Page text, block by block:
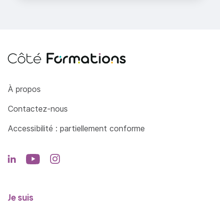
Côté Formations
À propos
Contactez-nous
Accessibilité : partiellement conforme
Je suis